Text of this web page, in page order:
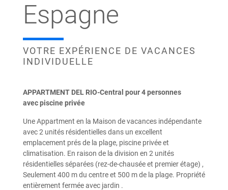
Espagne
VOTRE EXPÉRIENCE DE VACANCES
INDIVIDUELLE
APPARTMENT DEL RIO-Central pour 4 personnes
avec piscine privée
Une Appartment en la Maison de vacances indépendante
avec 2 unités résidentielles dans un excellent
emplacement prés de la plage, piscine privée et
climatisation. En raison de la division en 2 unités
résidentielles séparées (rez-de-chausée et premier étage) ,
Seulement 400 m du centre et 500 m de la plage. Propriété
entièrement fermée avec jardin .